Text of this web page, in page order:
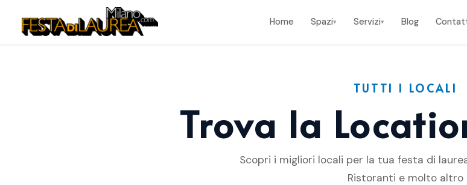
Home Spazi▾ Servizi▾ Blog
TUTTI I LOCALI
Trova la
Scopri i migliori locali per la tua festa di
Ristoranti e molto altro